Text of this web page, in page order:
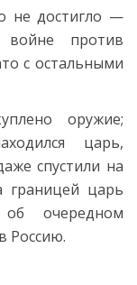
не достигло —
против
с остальными
оружие;
царь,
спустили на
границей царь
об очередном
Россию.